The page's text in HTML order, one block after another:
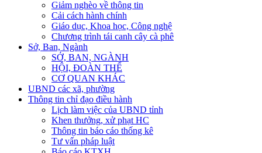
Giảm nghèo về thông tin
Cải cách hành chính
Giáo dục, Khoa học, Công nghệ
Chương trình tái canh cây cà phê
Sở, Ban, Ngành
SỞ, BAN, NGÀNH
HỘI, ĐOÀN THỂ
CƠ QUAN KHÁC
UBND các xã, phường
Thông tin chỉ đạo điều hành
Lịch làm việc của UBND tỉnh
Khen thưởng, xử phạt HC
Thông tin báo cáo thống kê
Tư vấn pháp luật